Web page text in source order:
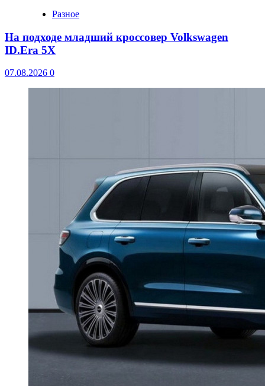
Разное
На подходе младший кроссовер Volkswagen
ID.Era 5X
07.08.2026 0